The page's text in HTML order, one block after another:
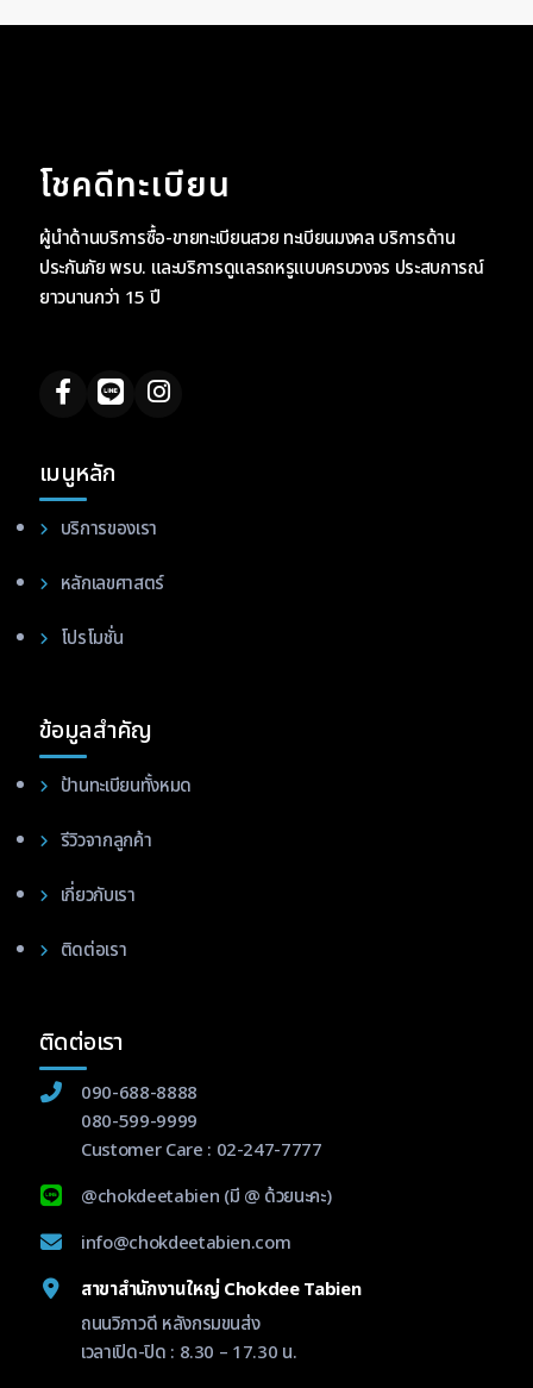
โชคดีทะเบียน
ผู้นำด้านบริการซื้อ-ขายทะเบียนสวย ทะเบียนมงคล บริการด้าน
ประกันภัย พรบ. และบริการดูแลรถหรูแบบครบวงจร ประสบการณ์
ยาวนานกว่า 15 ปี
เมนูหลัก
บริการของเรา
หลักเลขศาสตร์
โปรโมชั่น
ข้อมูลสำคัญ
ป้านทะเบียนทั้งหมด
รีวิวจากลูกค้า
เกี่ยวกับเรา
ติดต่อเรา
ติดต่อเรา
090-688-8888
080-599-9999
Customer Care : 02-247-7777
@chokdeetabien (มี @ ด้วยนะคะ)
info@chokdeetabien.com
สาขาสำนักงานใหญ่ Chokdee Tabien
ถนนวิภาวดี หลังกรมขนส่ง
เวลาเปิด-ปิด : 8.30 – 17.30 น.